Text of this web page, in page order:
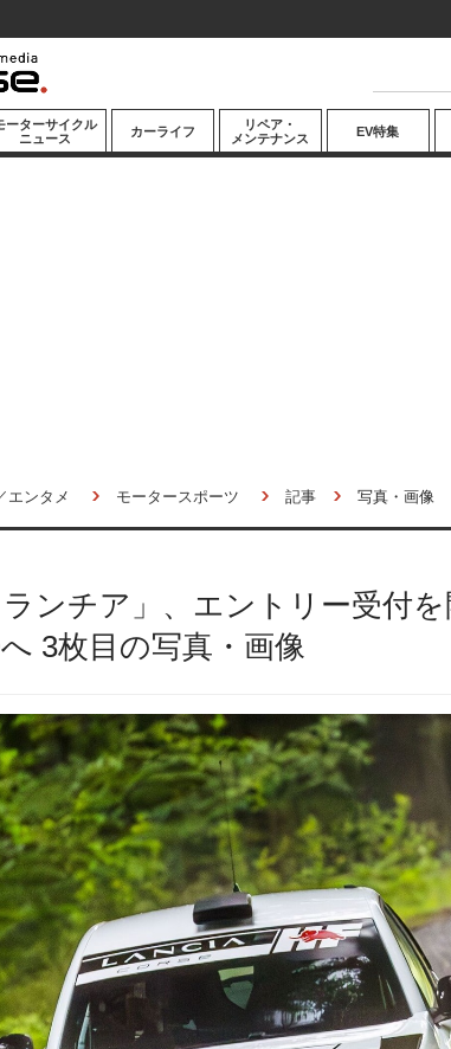
ーターサイクル
ニュース
カーライフ
リペア・
メンテナンス
EV特集
エンタメ モータースポーツ 記事 写真・画像
ランチア」、エントリー受付
3枚目の写真・画像